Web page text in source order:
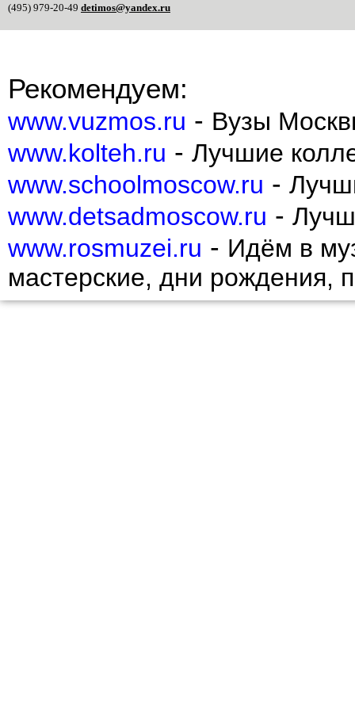
(495) 979-20-49 detimos@yandex.ru
Рекомендуем:
www.vuzmos.ru - Вузы
www.kolteh.ru - Лучшие
www.schoolmoscow.ru -
www.detsadmoscow.ru -
www.rosmuzei.ru - Идём в
мастерские, дни рождения,